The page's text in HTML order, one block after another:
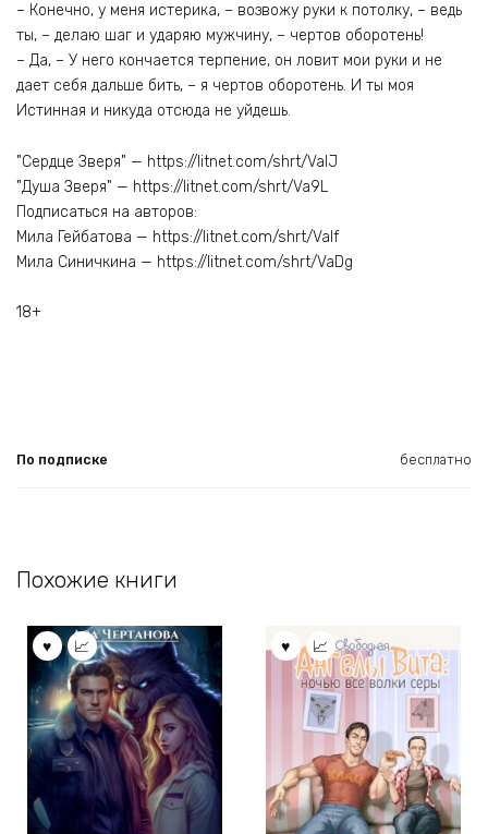
– Конечно, у меня истерика, – возвожу руки к потолку, – ведь
ты, – делаю шаг и ударяю мужчину, – чертов оборотень!
– Да, – У него кончается терпение, он ловит мои руки и не
дает себя дальше бить, – я чертов оборотень. И ты моя
Истинная и никуда отсюда не уйдешь.
"Сердце Зверя" — https://litnet.com/shrt/ValJ
"Душа Зверя" — https://litnet.com/shrt/Va9L
Подписаться на авторов:
Мила Гейбатова — https://litnet.com/shrt/Valf
Мила Синичкина — https://litnet.com/shrt/VaDg
18+
По подписке бесплатно
Похожие книги